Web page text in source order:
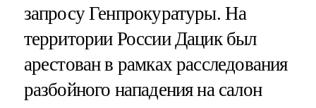
запросу Генпрокуратуры. На
территории России Дацик был
арестован в рамках расследования
разбойного нападения на салон